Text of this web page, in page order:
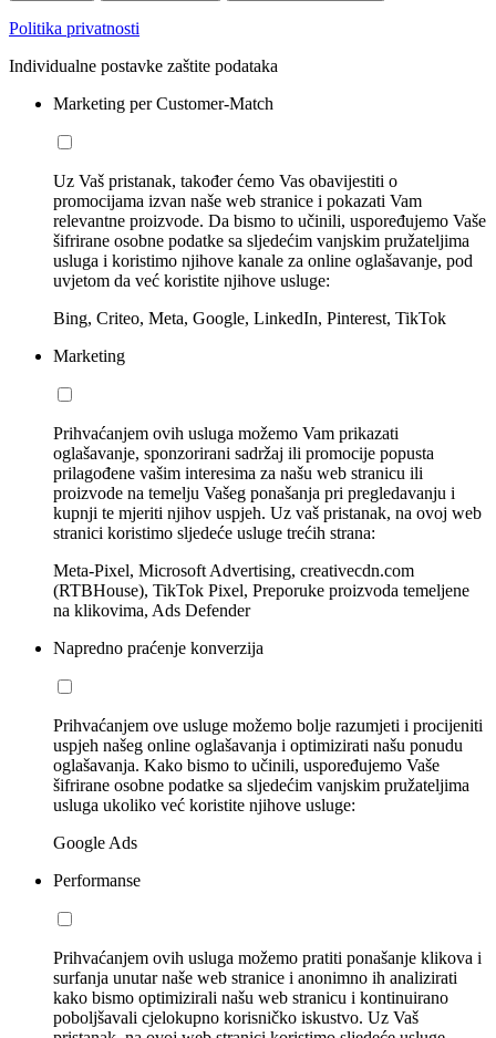
Politika privatnosti
Individualne postavke zaštite podataka
Marketing per Customer-Match
Uz Vaš pristanak, također ćemo Vas obavijestiti o
promocijama izvan naše web stranice i pokazati Vam
relevantne proizvode. Da bismo to učinili, uspoređujemo Vaše
šifrirane osobne podatke sa sljedećim vanjskim pružateljima
usluga i koristimo njihove kanale za online oglašavanje, pod
uvjetom da već koristite njihove usluge:
Bing, Criteo, Meta, Google, LinkedIn, Pinterest, TikTok
Marketing
Prihvaćanjem ovih usluga možemo Vam prikazati
oglašavanje, sponzorirani sadržaj ili promocije popusta
prilagođene vašim interesima za našu web stranicu ili
proizvode na temelju Vašeg ponašanja pri pregledavanju i
kupnji te mjeriti njihov uspjeh. Uz vaš pristanak, na ovoj web
stranici koristimo sljedeće usluge trećih strana:
Meta-Pixel, Microsoft Advertising, creativecdn.com
(RTBHouse), TikTok Pixel, Preporuke proizvoda temeljene
na klikovima, Ads Defender
Napredno praćenje konverzija
Prihvaćanjem ove usluge možemo bolje razumjeti i procijeniti
uspjeh našeg online oglašavanja i optimizirati našu ponudu
oglašavanja. Kako bismo to učinili, uspoređujemo Vaše
šifrirane osobne podatke sa sljedećim vanjskim pružateljima
usluga ukoliko već koristite njihove usluge:
Google Ads
Performanse
Prihvaćanjem ovih usluga možemo pratiti ponašanje klikova i
surfanja unutar naše web stranice i anonimno ih analizirati
kako bismo optimizirali našu web stranicu i kontinuirano
poboljšavali cjelokupno korisničko iskustvo. Uz Vaš